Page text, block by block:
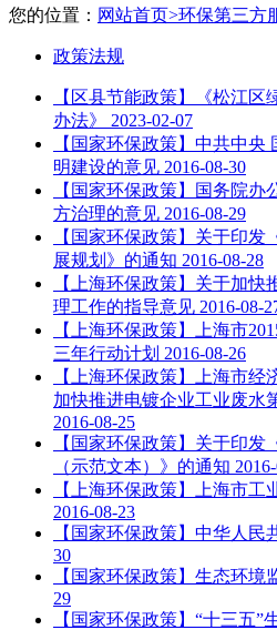
您的位置： 网站首页>环保第三方
政策法规
【区县节能政策】《松江
办法》
2023-02-07
【国家环保政策】中共中
明建设的意见 2016-08-30
【国家环保政策】国务院
方治理的意见 2016-08-29
【国家环保政策】关于印发
展规划》的通知 2016-08-28
【上海环保政策】关于加
理工作的指导意见 2016-08-
【上海环保政策】上海市
三年行动计划 2016-08-26
【上海环保政策】上海市
加快推进电镀企业工业废水
2016-08-25
【国家环保政策】关于印发
（示范文本）》的通知
【上海环保政策】上海市工
2016-08-23
【国家环保政策】中华人民
30
【国家环保政策】生态环境
29
【国家环保政策】“十三五”